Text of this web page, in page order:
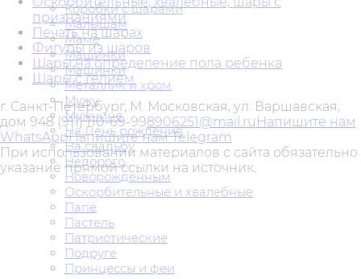
Коробки с шарами
Малышам
Маме
Машинки
Машинки
Металлик и хром
Мужу
Мужчине
На День рождения
На свадьбу
Недорого
Новорожденным
Оскорбительные и хвалебные
Папе
Пастель
Патриотические
Подруге
Принцессы и феи
признаниями
Печать на шарах
Фигуры из шаров
Шары на определение пола ребенка
Шары с гелием
г. Санкт-Петербург, М. Московская, ул. Варшавская,
дом 948 (911) 110-69-998906251@mail.ru Напишите нам
WhatsAppНапишите нам Telegram
При использовании материалов с сайта обязательно
указание прямой ссылки на источник.